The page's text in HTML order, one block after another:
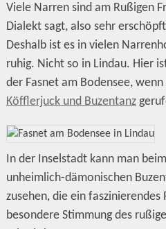
Viele Narren sind am Rußigen
Dialekt sagt, also sehr
Deshalb ist es in vielen
ruhig. Nicht so in Lindau. Hier
der Fasnet am Bodensee,
Köfflerjuck und Buzentanz
In der Inselstadt kann man
unheimlich-dämonischen
zusehen, die ein
besondere Stimmung des